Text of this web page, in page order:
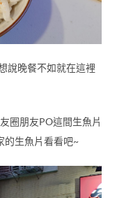
說晚餐不如就在這裡
圈朋友PO這間生魚片
的生魚片看看吧~